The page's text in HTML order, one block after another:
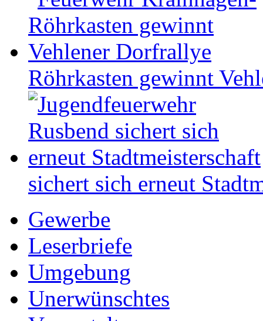
Röhrkasten gewinnt
sichert sich erneut
Gewerbe
Leserbriefe
Umgebung
Unerwünschtes